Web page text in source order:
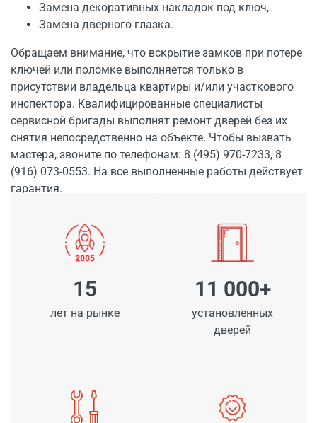
Замена декоративных накладок под ключ,
Замена дверного глазка.
Обращаем внимание, что вскрытие замков при потере
ключей или поломке выполняется только в
присутствии владельца квартиры и/или участкового
инспектора. Квалифицированные специалисты
сервисной бригады выполнят ремонт дверей без их
снятия непосредственно на объекте. Чтобы вызвать
мастера, звоните по телефонам: 8 (495) 970-7233, 8
(916) 073-0553. На все выполненные работы действует
гарантия.
15
лет на рынке
11 000+
установленных
дверей